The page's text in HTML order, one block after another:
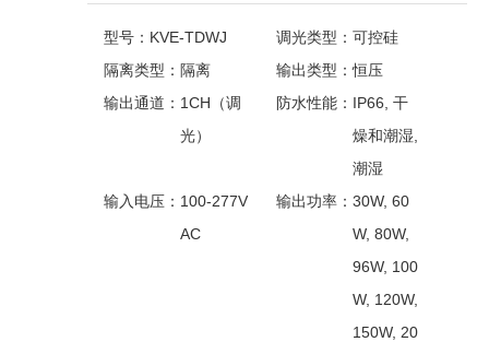
型号： KVE-TDWJ 调光类型：可控硅
隔离类型： 隔离 输出类型：恒压
输出通道： 1CH（调
光）
防水性能： IP66, 干
燥和潮湿,
潮湿
输入电压： 100-277V
AC
输出功率：30W, 60
W, 80W,
96W, 100
W, 120W,
150W, 20